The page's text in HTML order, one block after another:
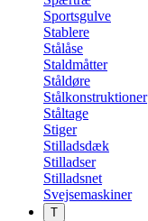
Sportsgulve
Stablere
Stålåse
Staldmåtter
Ståldøre
Stålkonstruktioner
Ståltage
Stiger
Stilladsdæk
Stilladser
Stilladsnet
Svejsemaskiner
T